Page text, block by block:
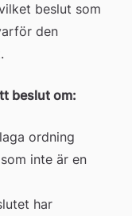
beslut som
den
beslut om:
ordning
inte är en
har